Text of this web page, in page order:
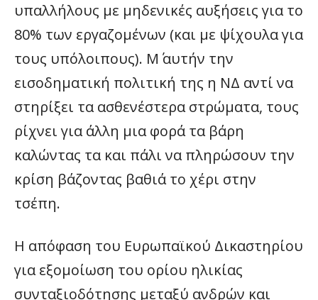
υπαλλήλους με μηδενικές αυξήσεις για το
80% των εργαζομένων (και με ψίχουλα για
τους υπόλοιπους). Μ΄ αυτήν την
εισοδηματική πολιτική της η ΝΔ αντί να
στηρίξει τα ασθενέστερα στρώματα, τους
ρίχνει για άλλη μια φορά τα βάρη
καλώντας τα και πάλι να πληρώσουν την
κρίση βάζοντας βαθιά το χέρι στην
τσέπη.
Η απόφαση του Ευρωπαϊκού Δικαστηρίου
για εξομοίωση του ορίου ηλικίας
συνταξιοδότησης μεταξύ ανδρών και